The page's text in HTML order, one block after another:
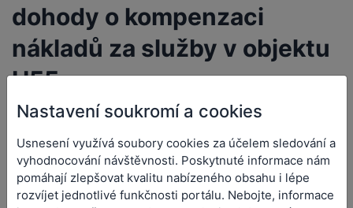
dohody o kompenzaci
nákladů za služby v objektu
H55
16. na souhlas s uzavřením
dohody o kompenzaci
Nastavení soukromí a cookies
Usnesení využívá soubory cookies za účelem sledování a
vyhodnocování návštěvnosti. Poskytnuté informace nám
pomáhají zlepšovat kvalitu nabízeného obsahu i lépe
rozvíjet jednotlivé funkčnosti portálu. Nebojte, informace